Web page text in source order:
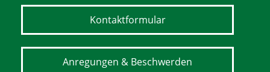
Kontaktformular
Anregungen & Beschwerden